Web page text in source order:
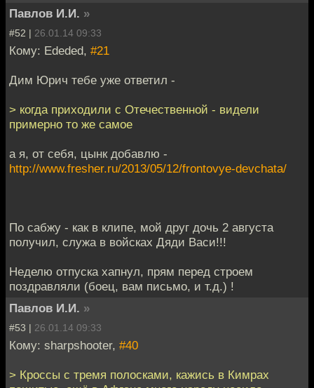
Павлов И.И. »
#52 | 26.01.14 09:33
Кому: Ededed, #21
Дим Юрич тебе уже ответил -
> когда приходили с Отечественной - видели
примерно то же самое
а я, от себя, цынк добавлю -
http://www.fresher.ru/2013/05/12/frontovye-devchata/
По сабжу - как в клипе, мой друг дочь 2 августа
получил, служа в войсках Дяди Васи!!!
Неделю отпуска хапнул, прям перед строем
поздравляли (боец, вам письмо, и т.д.) !
Павлов И.И. »
#53 | 26.01.14 09:33
Кому: sharpshooter, #40
> Кроссы с тремя полосками, кажись в Кимрах